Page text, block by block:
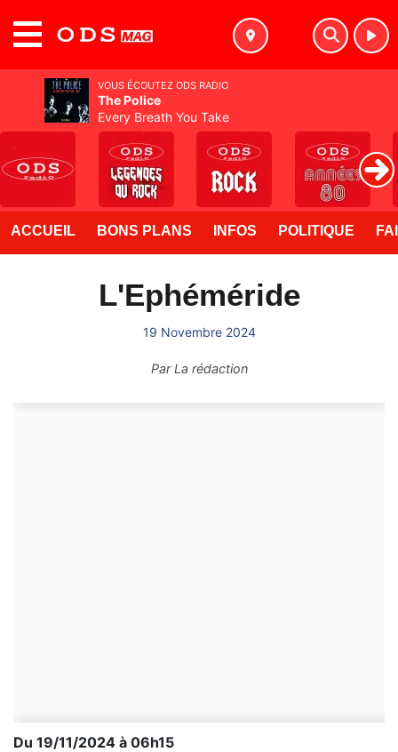
ACCUEIL BONS PLANS INFOS POLITIQUE
L'Ephéméride
19 Novembre 2024
ParLa rédaction
Du 19/11/2024 à 06h15
VOUS ÉCOUTEZ ODS RADIO
The Police
Every Breath You Take